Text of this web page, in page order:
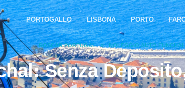
PORTOGALLO LISBONA PORTO
ROSCAR PORTUGAL » NOLEGGIO AUTO FUNCHAL
Senza